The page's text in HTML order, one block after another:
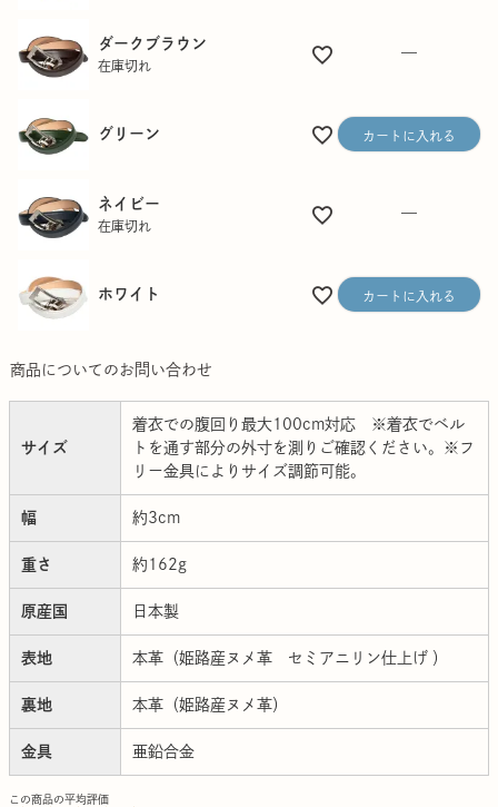
ダークブラウン
在庫切れ
—
グリーン カートに入れる
ネイビー
在庫切れ
—
ホワイト カートに入れる
商品についてのお問い合わせ
サイズ
着衣での腹回り最大100cm対応 ※着衣でベル
トを通す部分の外寸を測りご確認ください。※フ
リー金具によりサイズ調節可能。
幅 約3cm
重さ 約162g
原産国 日本製
表地 本革（姫路産ヌメ革 セミアニリン仕上げ ）
裏地 本革（姫路産ヌメ革）
金具 亜鉛合金